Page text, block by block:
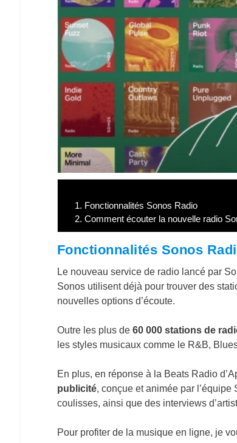
1. Fonctionnalités Sonos Radio
2. Comment écouter la nouvelle radio
Fonctionnalités Sonos
Le nouveau service de radio lancé par
Sonos utilisent déjà pour trouver des
nouvelles options d’écoute.
Outre les plus de60 000 stations de
les styles musicaux comme le R&B,
En plus, en réponse à la Beats Radio
publicité, conçue et animée par
coulisses, ainsi que des interviews
Pour profiter de la musique en ligne, je